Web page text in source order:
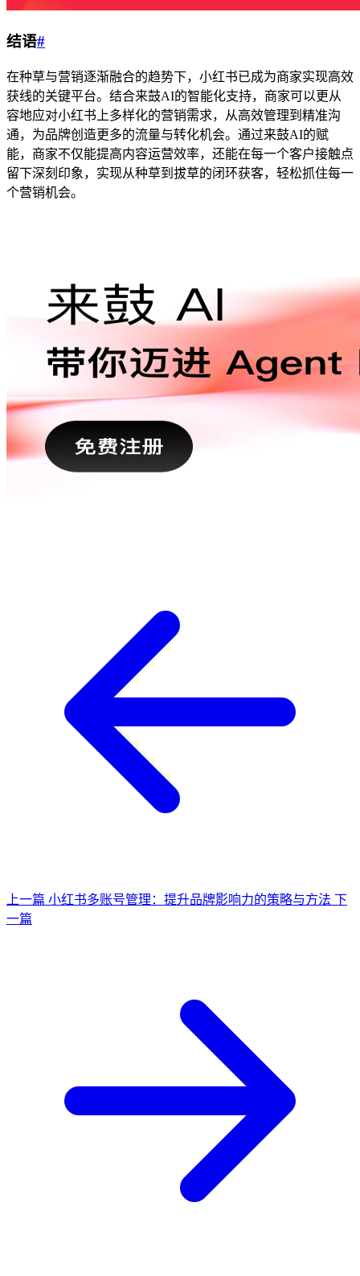
结语#
在种草与营销逐渐融合的趋势下，小红书已成为商家实现高效
获线的关键平台。结合来鼓AI的智能化支持，商家可以更从
容地应对小红书上多样化的营销需求，从高效管理到精准沟
通，为品牌创造更多的流量与转化机会。通过来鼓AI的赋
能，商家不仅能提高内容运营效率，还能在每一个客户接触点
留下深刻印象，实现从种草到拔草的闭环获客，轻松抓住每一
个营销机会。
上一篇 小红书多账号管理：提升品牌影响力的策略与方法 下
一篇